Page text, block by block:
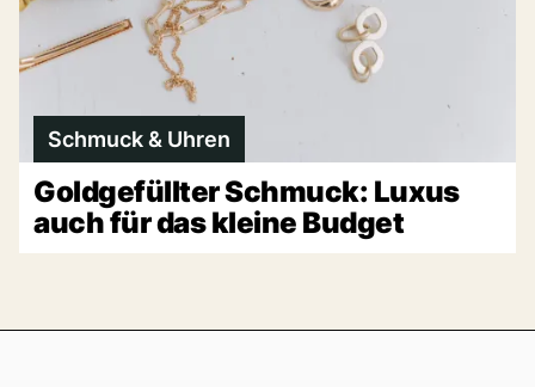
Schmuck & Uhren
Goldgefüllter Schmuck: Luxus
auch für das kleine Budget